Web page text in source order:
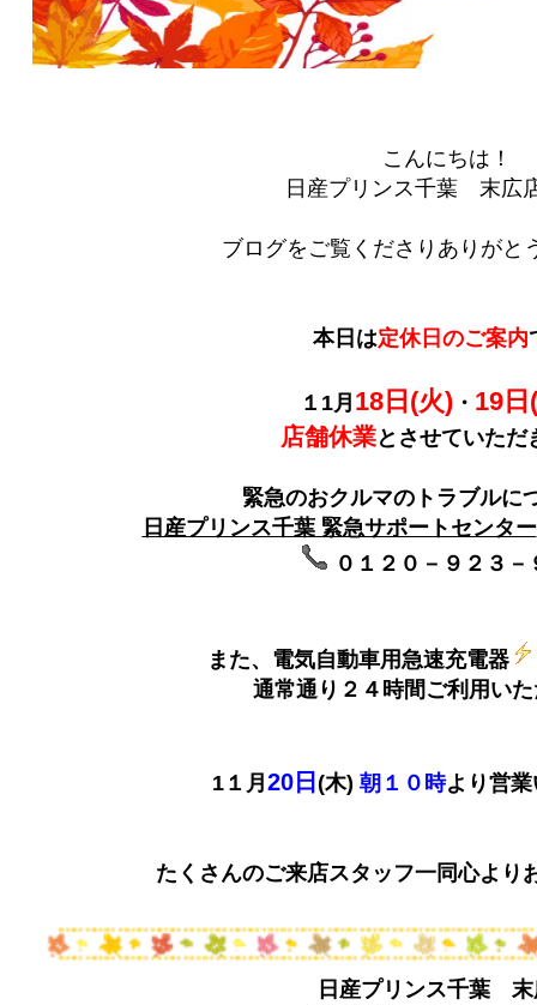
こんにちは！
日産プリンス千葉 末広
ブログをご覧くださりありがと
本日は定休日のご案内
１1月 18日(火) ・ 19日
店舗休業とさせていただ
緊急のおクルマのトラブルに
日産プリンス千葉 緊急サポートセンター
０１２０－９２３－
また、電気自動車用急速充電器
通常通り２４時間ご利用い
1１月 20日 (木) 朝１０時より営
たくさんのご来店スタッフ一同心よ
日産プリンス千葉 末